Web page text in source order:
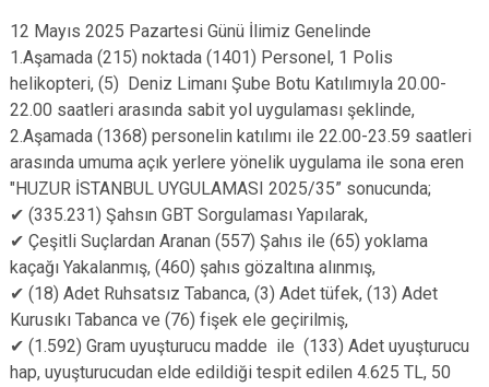
12 Mayıs 2025 Pazartesi Günü İlimiz Genelinde
1.Aşamada (215) noktada (1401) Personel, 1 Polis
helikopteri, (5) Deniz Limanı Şube Botu Katılımıyla 20.00-
22.00 saatleri arasında sabit yol uygulaması şeklinde,
2.Aşamada (1368) personelin katılımı ile 22.00-23.59 saatleri
arasında umuma açık yerlere yönelik uygulama ile sona eren
"HUZUR İSTANBUL UYGULAMASI 2025/35” sonucunda;
✔ (335.231) Şahsın GBT Sorgulaması Yapılarak,
✔ Çeşitli Suçlardan Aranan (557) Şahıs ile (65) yoklama
kaçağı Yakalanmış, (460) şahıs gözaltına alınmış,
✔ (18) Adet Ruhsatsız Tabanca, (3) Adet tüfek, (13) Adet
Kurusıkı Tabanca ve (76) fişek ele geçirilmiş,
✔ (1.592) Gram uyuşturucu madde ile (133) Adet uyuşturucu
hap, uyuşturucudan elde edildiği tespit edilen 4.625 TL, 50